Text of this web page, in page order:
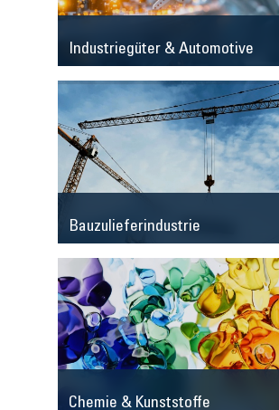
Industriegüter & Automotive
Bauzulieferindustrie
Chemie & Kunststoffe